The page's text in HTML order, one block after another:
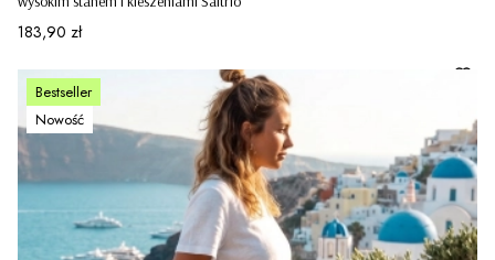
Cena
183,90 zł
Bestseller
Nowość